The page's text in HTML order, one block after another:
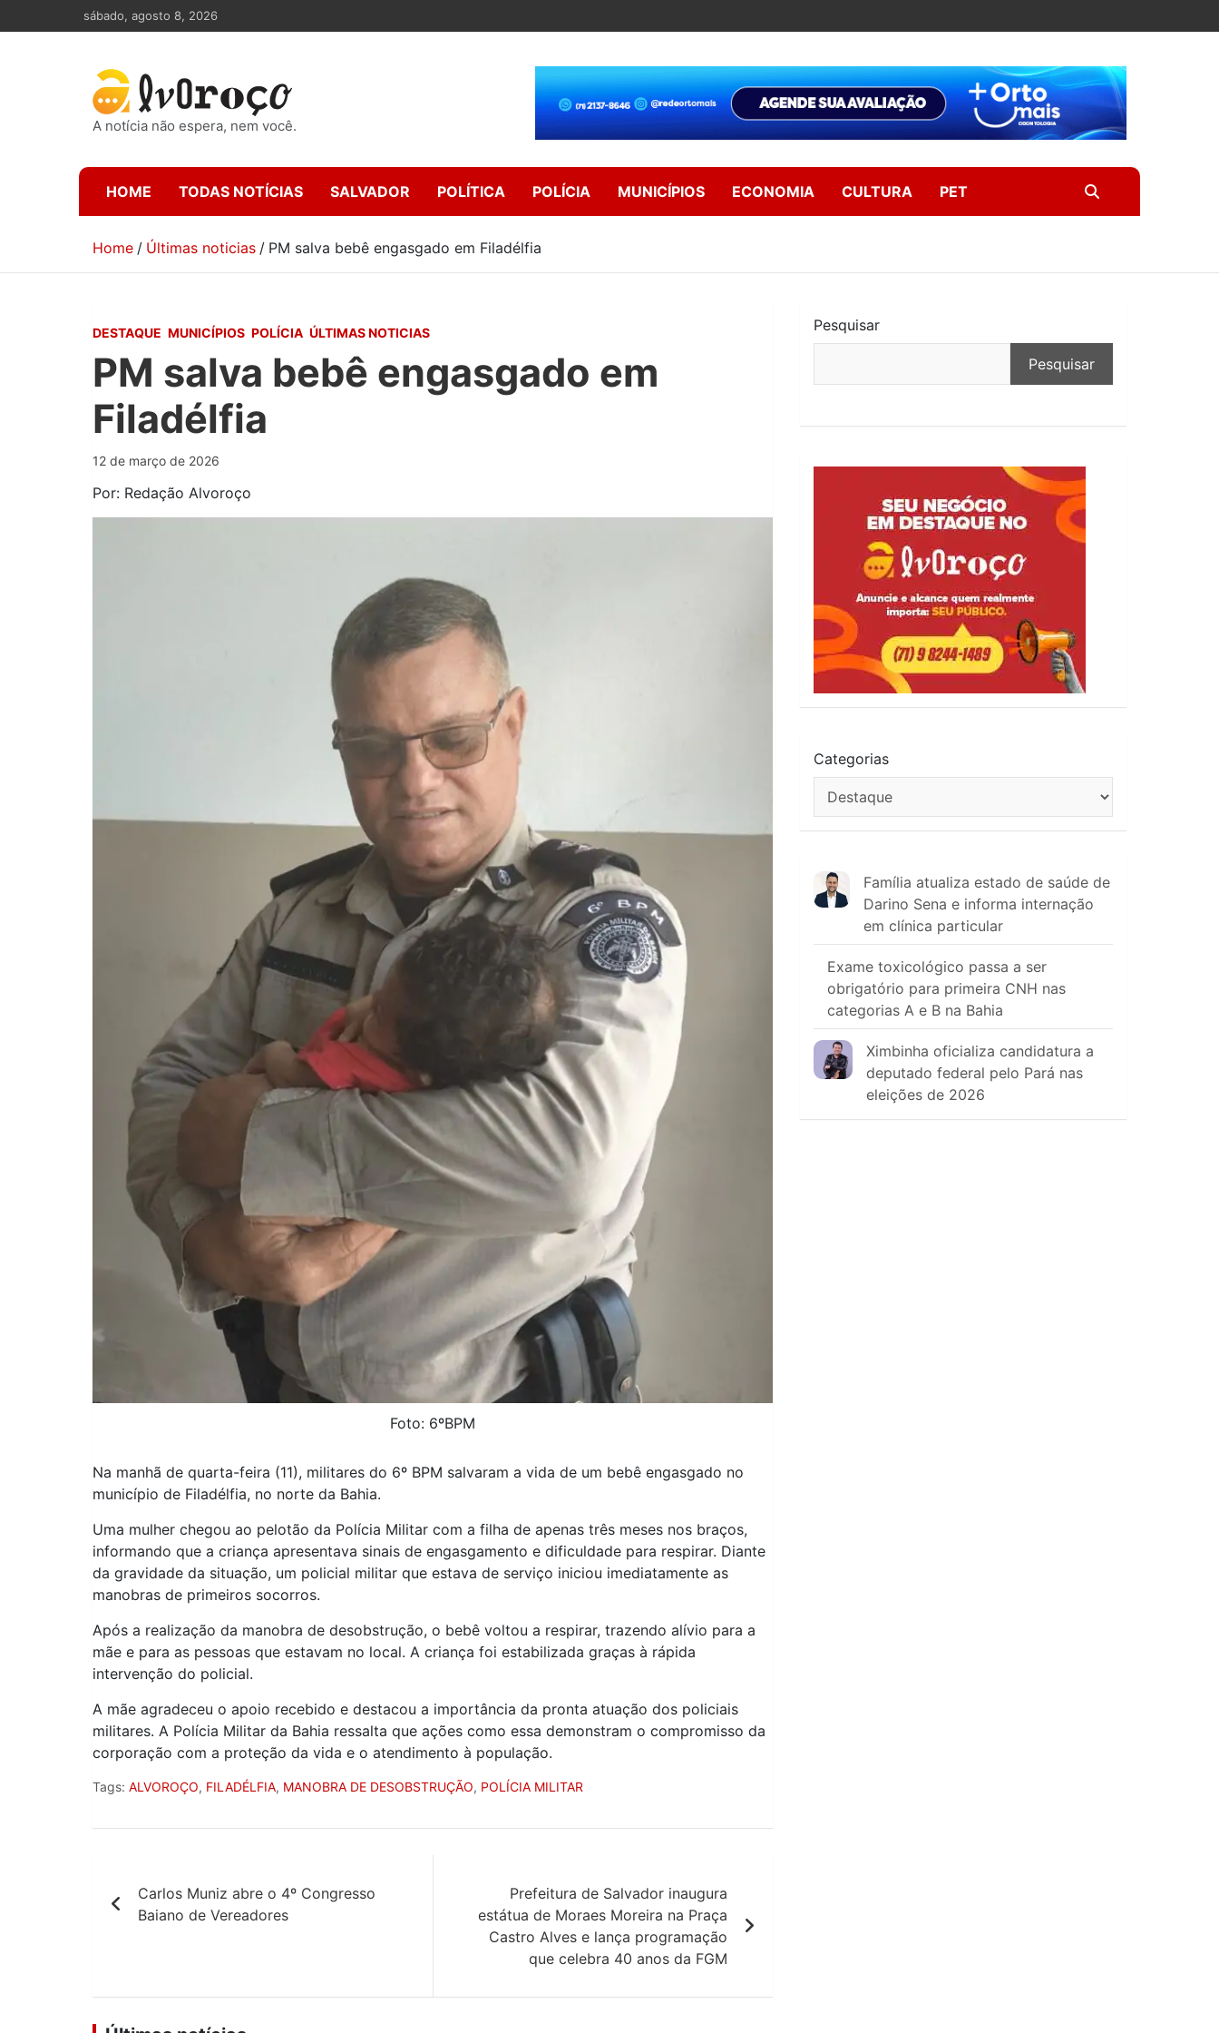
to
sábado, agosto 8, 2026
A notícia não espera, nem você.
HOME TODAS NOTÍCIAS SALVADOR POLÍTICA POLÍCIA MUNICÍPIOS ECONOMIA CULTURA PET
Home Últimas noticias PM salva bebê engasgado em Filadélfia
DESTAQUE MUNICÍPIOS POLÍCIA ÚLTIMAS NOTICIAS
PM salva bebê engasgado em
Filadélfia
12 de março de 2026
Por: Redação Alvoroço
Foto: 6ºBPM
Na manhã de quarta-feira (11), militares do 6º BPM salvaram a vida de um bebê engasgado no
município de Filadélfia, no norte da Bahia.
Uma mulher chegou ao pelotão da Polícia Militar com a filha de apenas três meses nos braços,
informando que a criança apresentava sinais de engasgamento e dificuldade para respirar. Diante
da gravidade da situação, um policial militar que estava de serviço iniciou imediatamente as
manobras de primeiros socorros.
Após a realização da manobra de desobstrução, o bebê voltou a respirar, trazendo alívio para a
mãe e para as pessoas que estavam no local. A criança foi estabilizada graças à rápida
intervenção do policial.
A mãe agradeceu o apoio recebido e destacou a importância da pronta atuação dos policiais
militares. A Polícia Militar da Bahia ressalta que ações como essa demonstram o compromisso da
corporação com a proteção da vida e o atendimento à população.
Tags: ALVOROÇO, FILADÉLFIA, MANOBRA DE DESOBSTRUÇÃO, POLÍCIA MILITAR
de
Carlos Muniz abre o 4º Congresso
Baiano de Vereadores
Prefeitura de Salvador inaugura
estátua de Moraes Moreira na Praça
Castro Alves e lança programação
que celebra 40 anos da FGM
Pesquisar
Pesquisar
Categorias
Família atualiza estado de saúde de
Darino Sena e informa internação
em clínica particular
Exame toxicológico passa a ser
obrigatório para primeira CNH nas
categorias A e B na Bahia
Ximbinha oficializa candidatura a
deputado federal pelo Pará nas
eleições de 2026